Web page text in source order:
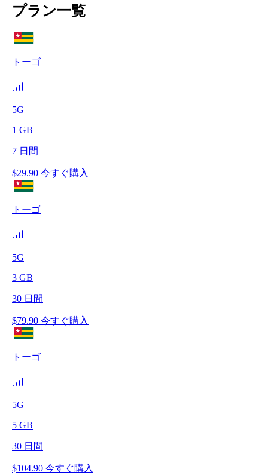
プラン一覧
トーゴ
5G
1 GB
7 日間
$29.90 今すぐ購入
トーゴ
5G
3 GB
30 日間
$79.90 今すぐ購入
トーゴ
5G
5 GB
30 日間
$104.90 今すぐ購入